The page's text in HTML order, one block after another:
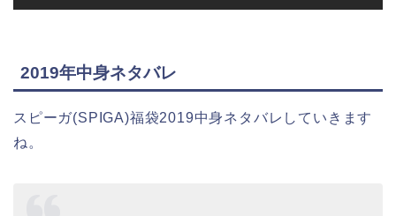
2019年中身ネタバレ
スピーガ(SPIGA)福袋2019中身ネタバレしていきます
ね。